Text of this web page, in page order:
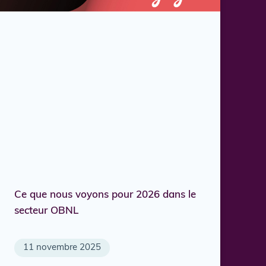
Ce que nous voyons pour 2026 dans le
secteur OBNL
11 novembre 2025